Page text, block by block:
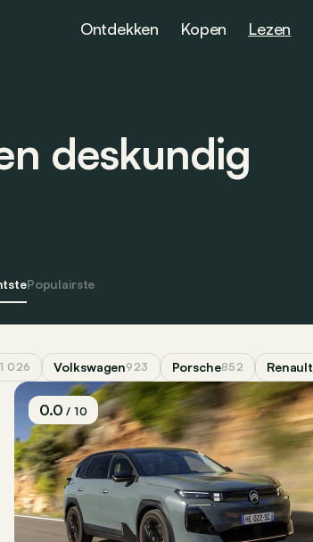
Ontdekken Kopen Lezen
deskundig
Populairste
1 026 Volkswagen923 Porsche852 Renault
0.0/ 10